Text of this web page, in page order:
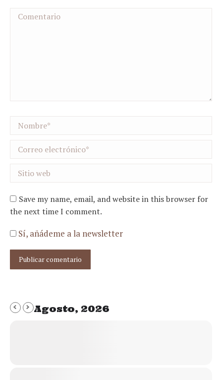
Comentario
Nombre *
Correo electrónico *
Sitio web
Save my name, email, and website in this browser for
the next time I comment.
Sí, añádeme a la newsletter
Publicar comentario
Agosto, 2026